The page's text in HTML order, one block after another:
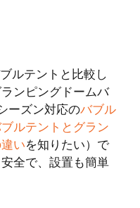
ルテントと比較し
ンピングドームバ
ーズン対応のバブル
ルテントとグラン
いを知りたい）で
全で、設置も簡単